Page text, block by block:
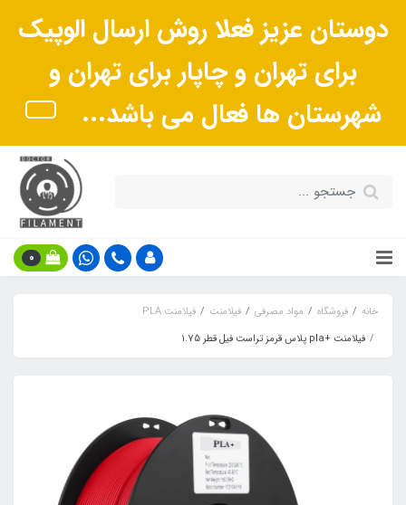
دوستان عزیز فعلا روش ارسال الوپیک
برای تهران و چاپار برای تهران و
شهرستان ها فعال می باشد...
0
خانه فروشگاه مواد مصرفی فیلامنت
فیلامنت PLA
فیلامنت +pla پلاس قرمز تراست فیل قطر 1.75